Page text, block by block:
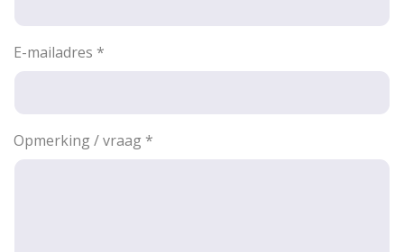
E-mailadres *
Opmerking / vraag *